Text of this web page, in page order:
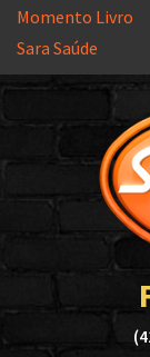
Momento Livro
Sara Saúde